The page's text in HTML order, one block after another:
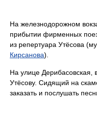
На железнодорожном
прибытии фирменных
из репертуара Утёсова
Кирсанова).
На улице Дерибасовская,
Утёсову. Сидящий на
заказать и послушать